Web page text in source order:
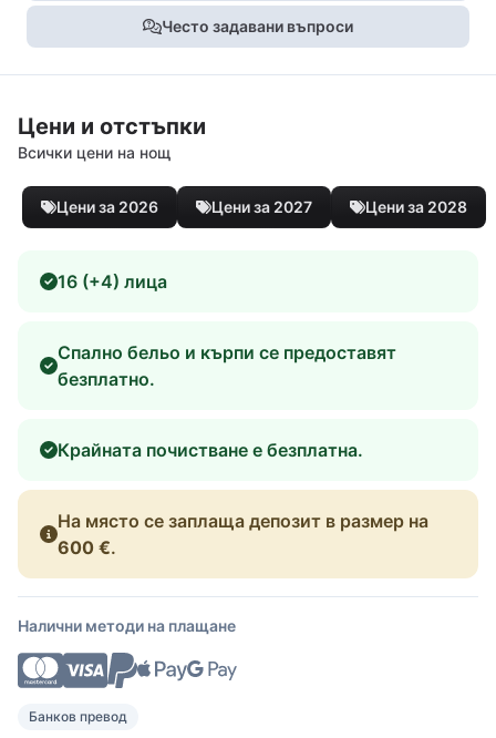
Често задавани въпроси
Цени и отстъпки
Всички цени на нощ
Цени за 2026 Цени за 2027 Цени за 2028
16 (+4) лица
Спално бельо и кърпи се предоставят
безплатно.
Крайната почистване е безплатна.
На място се заплаща депозит в размер на
600 €.
Налични методи на плащане
Банков превод